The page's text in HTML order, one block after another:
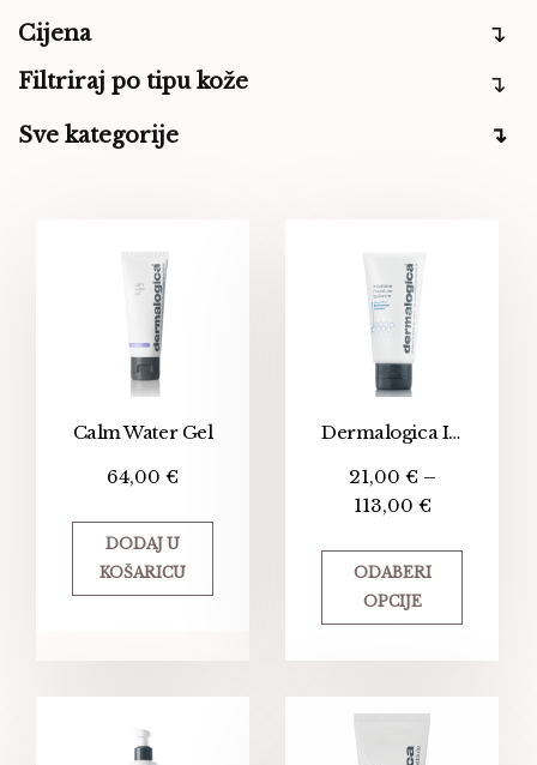
Cijena
Filtriraj po tipu kože
Sve kategorije
Calm Water Gel
64,00 €
DODAJ U
KOŠARICU
Dermalogica Intensive Moisture Balance 2.0
21,00 € –
113,00 €
ODABERI
OPCIJE